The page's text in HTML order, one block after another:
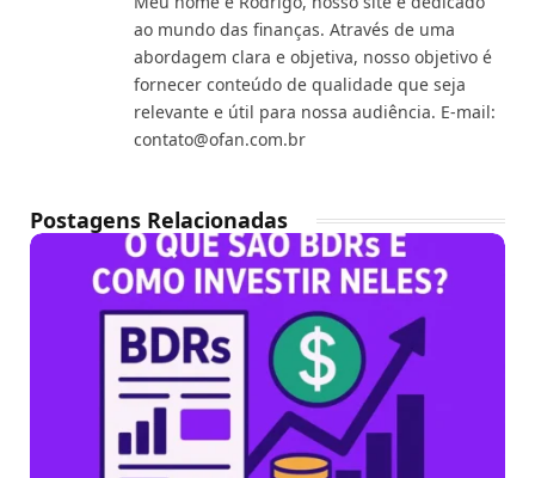
ao mundo das finanças. Através de uma
abordagem clara e objetiva, nosso objetivo é
fornecer conteúdo de qualidade que seja
relevante e útil para nossa audiência. E-mail:
contato@ofan.com.br
Postagens Relacionadas